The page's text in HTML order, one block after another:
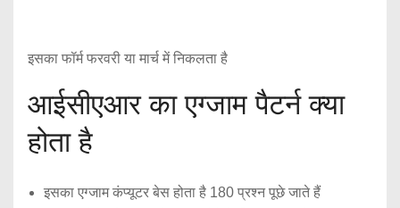
इसका फॉर्म फरवरी या मार्च में निकलता है
आईसीएआर का एग्जाम पैटर्न क्या
होता है
इसका एग्जाम कंप्यूटर बेस होता है 180 प्रश्न पूछे जाते हैं